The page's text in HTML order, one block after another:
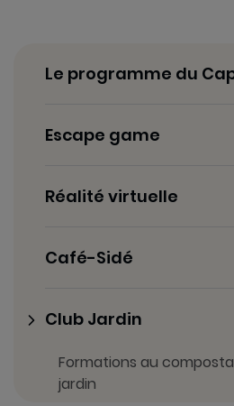
Le programme du
Escape game
Réalité virtuelle
Café-Sidé
Club Jardin
Formations au
jardin